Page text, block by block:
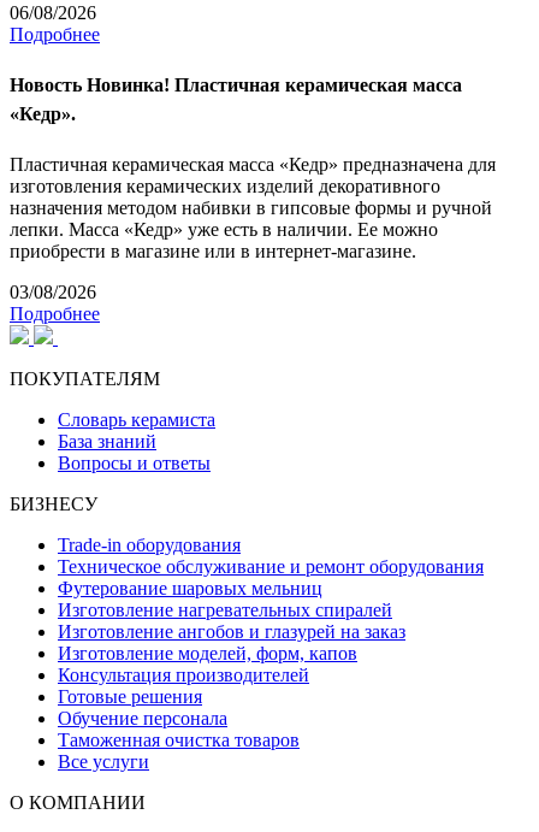
06/08/2026
Подробнее
Новость Новинка! Пластичная керамическая масса
«Кедр».
Пластичная керамическая масса «Кедр» предназначена для
изготовления керамических изделий декоративного
назначения методом набивки в гипсовые формы и ручной
лепки. Масса «Кедр» уже есть в наличии. Ее можно
приобрести в магазине или в интернет-магазине.
03/08/2026
Подробнее
ПОКУПАТЕЛЯМ
Словарь керамиста
База знаний
Вопросы и ответы
БИЗНЕСУ
Trade-in оборудования
Техническое обслуживание и ремонт оборудования
Футерование шаровых мельниц
Изготовление нагревательных спиралей
Изготовление ангобов и глазурей на заказ
Изготовление моделей, форм, капов
Консультация производителей
Готовые решения
Обучение персонала
Таможенная очистка товаров
Все услуги
О КОМПАНИИ